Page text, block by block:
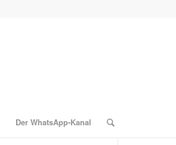
Der WhatsApp-Kanal